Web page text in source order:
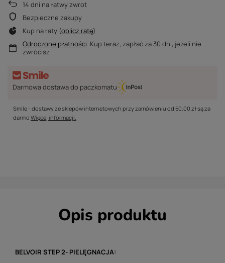
14 dni na łatwy zwrot
Bezpieczne zakupy
Kup na raty (oblicz ratę)
Odroczone płatności. Kup teraz, zapłać za 30 dni, jeżeli nie
zwrócisz
Darmowa dostawa do paczkomatu
Smile - dostawy ze sklepów internetowych przy zamówieniu od 50,00 złsą za
darmo Więcej informacji.
Opis produktu
BELVOIR STEP 2- PIELĘGNACJA: